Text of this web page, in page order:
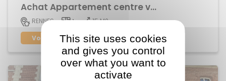
Achat Appartement centre ville
RENNES 1
15 M2
Voir le bienThis site uses cookies
and gives you control
over what you want to
activate